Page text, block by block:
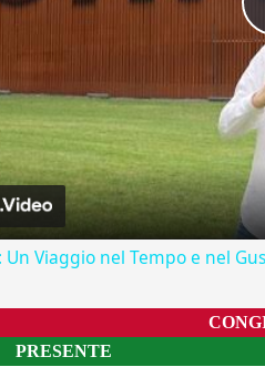
Un Viaggio nel Tempo e nel
PRESENTE